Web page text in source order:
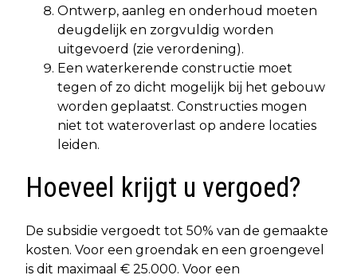
Ontwerp, aanleg en onderhoud moeten
deugdelijk en zorgvuldig worden
uitgevoerd (zie verordening).
Een waterkerende constructie moet
tegen of zo dicht mogelijk bij het gebouw
worden geplaatst. Constructies mogen
niet tot wateroverlast op andere locaties
leiden.
Hoeveel krijgt u vergoed?
De subsidie vergoedt tot 50% van de gemaakte
kosten. Voor een groendak en een groengevel
is dit maximaal € 25.000. Voor een